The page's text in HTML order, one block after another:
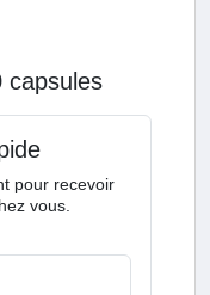
sang. Grâce à
de zinc), ce
votre sommeil et
en Tunisie.
capsules
pour recevoir
vous.